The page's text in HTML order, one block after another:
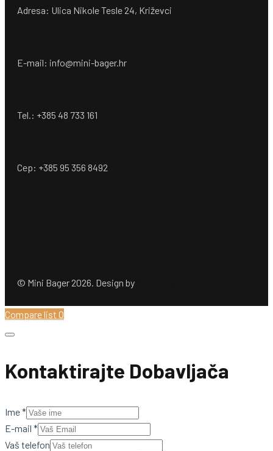
Adresa: Ulica Nikole Tesle 24, Križevci
E-mail: info@mini-bager.hr
Tel.: +385 48 733 161
Cep: +385 95 356 8492
© Mini Bager 2026. Design by
Compare list 0
Kontaktirajte Dobavljača
Ime*
E-mail *
Vaš telefon